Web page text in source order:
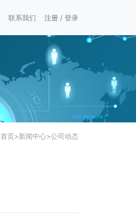
联系我们 注册 / 登录
首页>新闻中心>公司动态